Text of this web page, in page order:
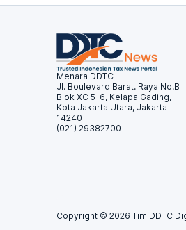
Menara DDTC
Jl. Boulevard Barat. Raya No.B
Blok XC 5-6, Kelapa Gading,
Kota Jakarta Utara, Jakarta
14240
(021) 29382700
Copyright © 2026 Tim DDTC